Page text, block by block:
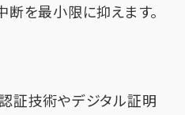
断を最小限に抑えます。
証技術やデジタル証明